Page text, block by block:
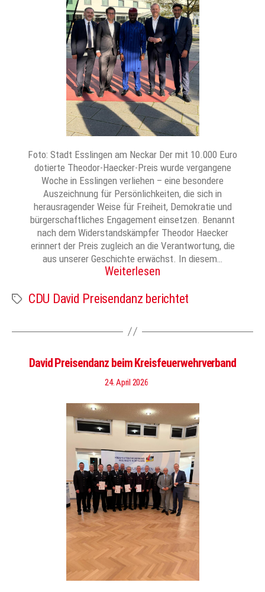
Foto: Stadt Esslingen am Neckar Der mit 10.000 Euro
dotierte Theodor-Haecker-Preis wurde vergangene
Woche in Esslingen verliehen – eine besondere
Auszeichnung für Persönlichkeiten, die sich in
herausragender Weise für Freiheit, Demokratie und
bürgerschaftliches Engagement einsetzen. Benannt
nach dem Widerstandskämpfer Theodor Haecker
erinnert der Preis zugleich an die Verantwortung, die
aus unserer Geschichte erwächst. In diesem…
Weiterlesen
Schlagwörter
CDU David Preisendanz berichtet
David Preisendanz beim Kreisfeuerwehrverband
24. April 2026